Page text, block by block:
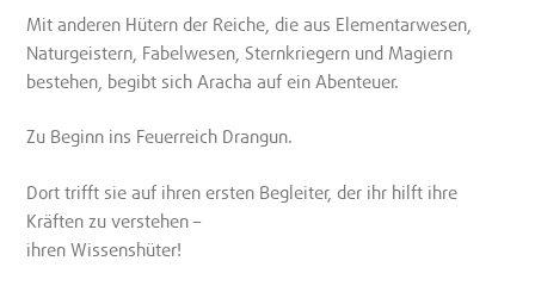
Mit anderen Hütern der Reiche, die aus Elementarwesen,
Naturgeistern, Fabelwesen, Sternkriegern und Magiern
bestehen, begibt sich Aracha auf ein Abenteuer.
Zu Beginn ins Feuerreich Drangun.
Dort trifft sie auf ihren ersten Begleiter, der ihr hilft ihre
Kräften zu verstehen –
ihren Wissenshüter!